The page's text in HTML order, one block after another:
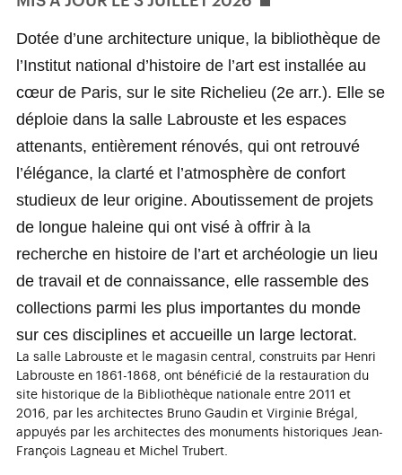
Dotée d’une architecture unique, la bibliothèque de
l’Institut national d’histoire de l’art est installée au
cœur de Paris, sur le site Richelieu (2e arr.). Elle se
déploie dans la salle Labrouste et les espaces
attenants, entièrement rénovés, qui ont retrouvé
l’élégance, la clarté et l’atmosphère de confort
studieux de leur origine. Aboutissement de projets
de longue haleine qui ont visé à offrir à la
recherche en histoire de l’art et archéologie un lieu
de travail et de connaissance, elle rassemble des
collections parmi les plus importantes du monde
sur ces disciplines et accueille un large lectorat.
La salle Labrouste et le magasin central, construits par Henri
Labrouste en 1861-1868, ont bénéficié de la restauration du
site historique de la Bibliothèque nationale entre 2011 et
2016, par les architectes Bruno Gaudin et Virginie Brégal,
appuyés par les architectes des monuments historiques Jean-
François Lagneau et Michel Trubert.